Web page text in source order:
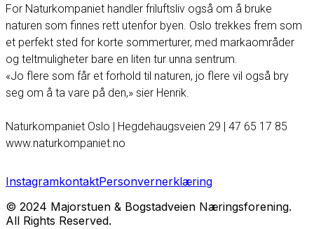
For Naturkompaniet handler friluftsliv også om å bruke
naturen som finnes rett utenfor byen. Oslo trekkes frem som
et perfekt sted for korte sommerturer, med markaområder
og teltmuligheter bare en liten tur unna sentrum.
«Jo flere som får et forhold til naturen, jo flere vil også bry
seg om å ta vare på den,» sier Henrik.
Naturkompaniet Oslo | Hegdehaugsveien 29 | 47 65 17 85
www.naturkompaniet.no
InstagramkontaktPersonvernerklæring
© 2024 Majorstuen & Bogstadveien Næringsforening.
All Rights Reserved.